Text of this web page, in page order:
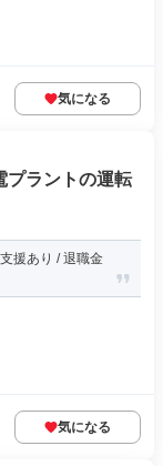
気になる
プラントの運転
援あり / 退職金
気になる